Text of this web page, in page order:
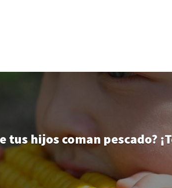
tus hijos coman pescado?